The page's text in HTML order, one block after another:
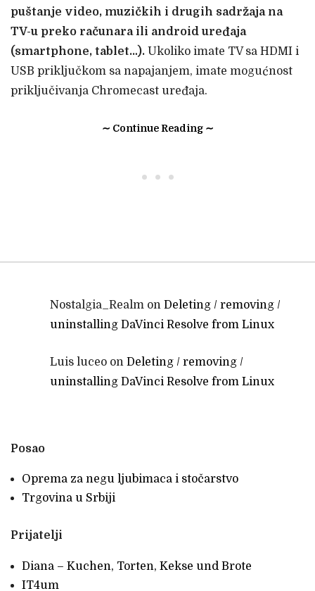
puštanje video, muzičkih i drugih sadržaja na
TV-u preko računara ili android uređaja
(smartphone, tablet…). Ukoliko imate TV sa HDMI i
USB priključkom sa napajanjem, imate mogućnost
priključivanja Chromecast uređaja.
∼ Continue Reading ∼
• • •
Nostalgia_Realm on Deleting / removing /
uninstalling DaVinci Resolve from Linux
Luis luceo on Deleting / removing /
uninstalling DaVinci Resolve from Linux
Posao
Oprema za negu ljubimaca i stočarstvo
Trgovina u Srbiji
Prijatelji
Diana – Kuchen, Torten, Kekse und Brote
IT4um